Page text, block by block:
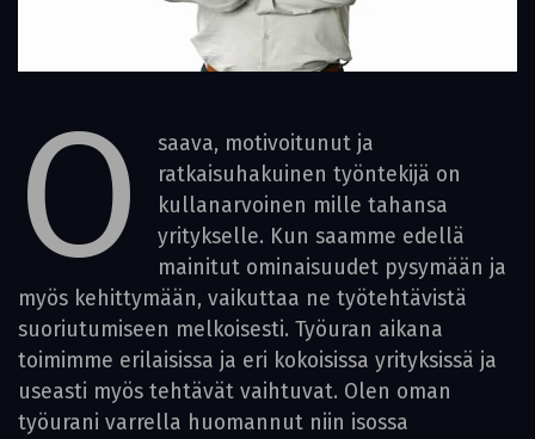
O
saava, motivoitunut ja
ratkaisuhakuinen työntekijä on
kullanarvoinen mille tahansa
yritykselle. Kun saamme edellä
mainitut ominaisuudet pysymään ja
myös kehittymään, vaikuttaa ne työtehtävistä
suoriutumiseen melkoisesti. Työuran aikana
toimimme erilaisissa ja eri kokoisissa yrityksissä ja
useasti myös tehtävät vaihtuvat. Olen oman
työurani varrella huomannut niin isossa